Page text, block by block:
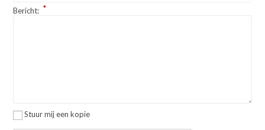
Bericht: *
Stuur mij een kopie